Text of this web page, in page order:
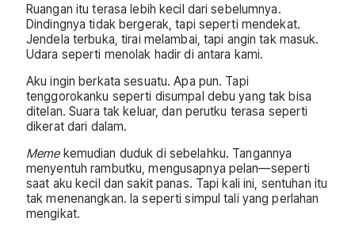
Ruangan itu terasa lebih kecil dari sebelumnya.
Dindingnya tidak bergerak, tapi seperti mendekat.
Jendela terbuka, tirai melambai, tapi angin tak masuk.
Udara seperti menolak hadir di antara kami.
Aku ingin berkata sesuatu. Apa pun. Tapi
tenggorokanku seperti disumpal debu yang tak bisa
ditelan. Suara tak keluar, dan perutku terasa seperti
dikerat dari dalam.
Memekemudian duduk di sebelahku. Tangannya
menyentuh rambutku, mengusapnya pelan—seperti
saat aku kecil dan sakit panas. Tapi kali ini, sentuhan itu
tak menenangkan. Ia seperti simpul tali yang perlahan
mengikat.